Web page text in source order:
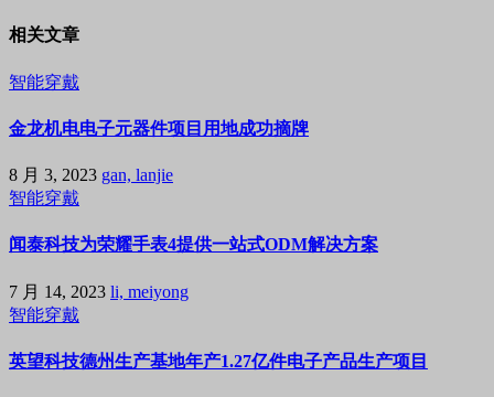
相关文章
智能穿戴
金龙机电电子元器件项目用地成功摘牌
8 月 3, 2023 gan, lanjie
智能穿戴
闻泰科技为荣耀手表4提供一站式ODM解决方案
7 月 14, 2023 li, meiyong
智能穿戴
英望科技德州生产基地年产1.27亿件电子产品生产项目